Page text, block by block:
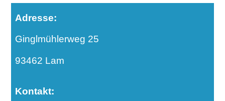
Adresse:
Ginglmühlerweg 25
93462 Lam
Kontakt: